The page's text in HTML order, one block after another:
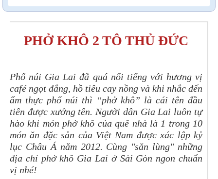
PHỞ KHÔ 2 TÔ THỦ ĐỨC
Phố núi Gia Lai đã quá nổi tiếng với hương vị
café ngọt đắng, hồ tiêu cay nồng và khi nhắc đến
ẩm thực phố núi thì “phở khô” là cái tên đầu
tiên được xướng tên. Người dân Gia Lai luôn tự
hào khi món phở khô của quê nhà là 1 trong 10
món ăn đặc sản của Việt Nam được xác lập kỷ
lục Châu Á năm 2012. Cùng "săn lùng" những
địa chỉ phở khô Gia Lai ở Sài Gòn ngon chuẩn
vị nhé!